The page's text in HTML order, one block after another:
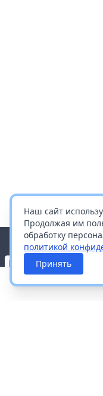
Наш сайт
Продолжая им
обработку
политикой
Принять